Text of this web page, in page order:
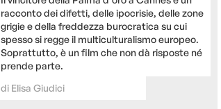
racconto dei difetti, delle ipocrisie, delle zone
grigie e della freddezza burocratica su cui
spesso si regge il multiculturalismo europeo.
Soprattutto, è un film che non dà risposte né
prende parte.
di Elisa Giudici